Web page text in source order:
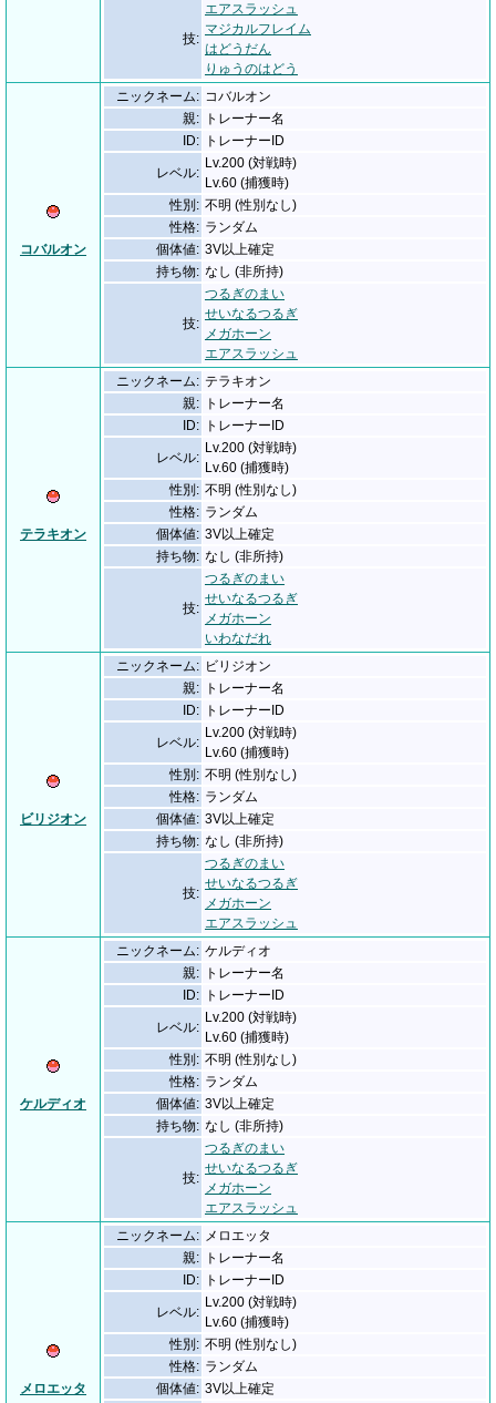
技:
エアスラッシュ
マジカルフレイム
はどうだん
りゅうのはどう
コバルオン
ニックネーム: コバルオン
親:
トレーナー名
ID:
トレーナーID
レベル:
Lv.200 (対戦時)
Lv.60 (捕獲時)
性別: 不明 (性別なし)
性格: ランダム
個体値: 3V以上確定
持ち物: なし (非所持)
技:
つるぎのまい
せいなるつるぎ
メガホーン
エアスラッシュ
テラキオン
ニックネーム: テラキオン
親:
トレーナー名
ID:
トレーナーID
レベル:
Lv.200 (対戦時)
Lv.60 (捕獲時)
性別: 不明 (性別なし)
性格: ランダム
個体値: 3V以上確定
持ち物: なし (非所持)
技:
つるぎのまい
せいなるつるぎ
メガホーン
いわなだれ
ビリジオン
ニックネーム: ビリジオン
親:
トレーナー名
ID:
トレーナーID
レベル:
Lv.200 (対戦時)
Lv.60 (捕獲時)
性別: 不明 (性別なし)
性格: ランダム
個体値: 3V以上確定
持ち物: なし (非所持)
技:
つるぎのまい
せいなるつるぎ
メガホーン
エアスラッシュ
ケルディオ
ニックネーム: ケルディオ
親:
トレーナー名
ID:
トレーナーID
レベル:
Lv.200 (対戦時)
Lv.60 (捕獲時)
性別: 不明 (性別なし)
性格: ランダム
個体値: 3V以上確定
持ち物: なし (非所持)
技:
つるぎのまい
せいなるつるぎ
メガホーン
エアスラッシュ
メロエッタ
ニックネーム: メロエッタ
親:
トレーナー名
ID:
トレーナーID
レベル:
Lv.200 (対戦時)
Lv.60 (捕獲時)
性別: 不明 (性別なし)
性格: ランダム
個体値: 3V以上確定